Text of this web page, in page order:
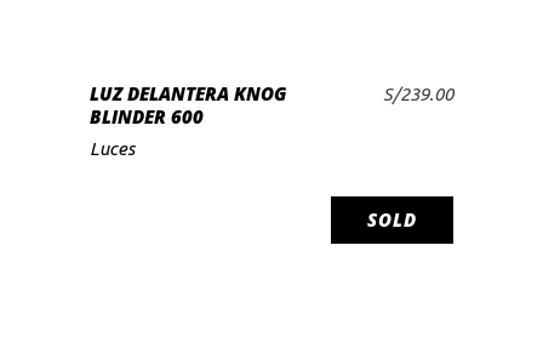
AÑADIR AL CARRITO
LUZ DELANTERA KNOG
BLINDER 600
S/239.00
Luces
SOLD